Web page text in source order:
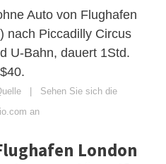
Auto von Flughafen
nach Piccadilly Circus
U-Bahn, dauert 1Std.
| Sehen Sie sich die
an
London